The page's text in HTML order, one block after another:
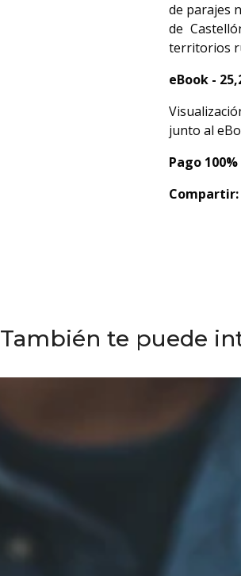
de parajes
de
territorios
eBook -
junto al
Pago
Compartir:
También te puede